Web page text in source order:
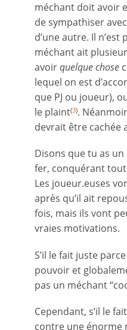
méchant doit avoir
de sympathiser
d’une autre. Il
méchant ait
avoirquelque chose
lequel on est
que PJ ou joueur),
le plaint(3).
devrait être cachée
Disons que tu as
fer, conquérant
Les joueur.euses
après qu’il ait
fois, mais ils vont
vraies motivations.
S’il le fait juste
pouvoir et
pas un méchant
Cependant, s’il le
contre une énorme